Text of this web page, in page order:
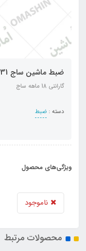
ضبط ماشین ساج SA-131
گارانتی 18 ماهه ساج
دسته : ضبط
ویژگی‌های محصول
ناموجود
محصولات مرتبط